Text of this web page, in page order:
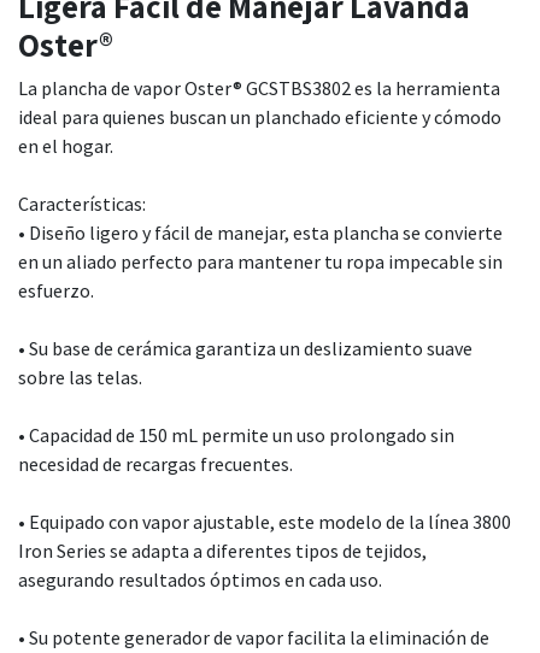
Oster®
La plancha de vapor Oster® GCSTBS3802 es la herramienta
ideal para quienes buscan un planchado eficiente y cómodo
en el hogar.
Características:
• Diseño ligero y fácil de manejar, esta plancha se convierte
en un aliado perfecto para mantener tu ropa impecable sin
esfuerzo.
• Su base de cerámica garantiza un deslizamiento suave
sobre las telas.
• Capacidad de 150 mL permite un uso prolongado sin
necesidad de recargas frecuentes.
• Equipado con vapor ajustable, este modelo de la línea 3800
Iron Series se adapta a diferentes tipos de tejidos,
asegurando resultados óptimos en cada uso.
• Su potente generador de vapor facilita la eliminación de